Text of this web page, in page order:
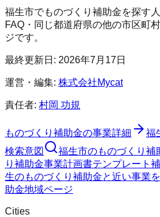
福生市でものづくり補助金を探す
FAQ・同じ都道府県の他の市区町
ジです。
最終更新日: 2026年7月17日
運営・編集: 株式会社Mycat
責任者: 村岡 功規
ものづくり補助金の事業詳細 福
検索意図
福生市のものづくり補
り補助金事業計画書テンプレート
生のものづくり補助金と近い事業
助金地域ページ
Cities